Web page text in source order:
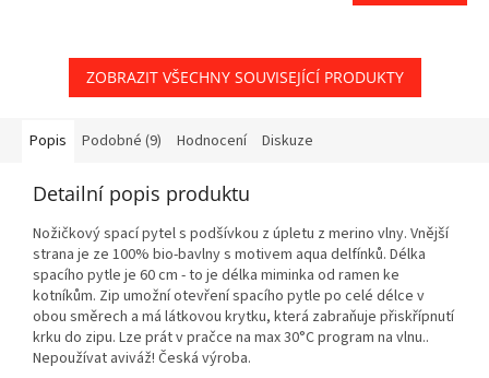
ZOBRAZIT VŠECHNY SOUVISEJÍCÍ PRODUKTY
Popis Podobné (9) Hodnocení Diskuze
Detailní popis produktu
Nožičkový spací pytel s podšívkou z úpletu z merino vlny. Vnější
strana je ze 100% bio-bavlny s motivem aqua delfínků. Délka
spacího pytle je 60 cm - to je délka miminka od ramen ke
kotníkům. Zip umožní otevření spacího pytle po celé délce v
obou směrech a má látkovou krytku, která zabraňuje přiskřípnutí
krku do zipu. Lze prát v pračce na max 30°C program na vlnu..
Nepoužívat aviváž! Česká výroba.